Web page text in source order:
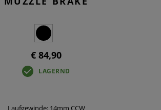
€ 84,90
LAGERND
Laufgewinde: 14mm CCW